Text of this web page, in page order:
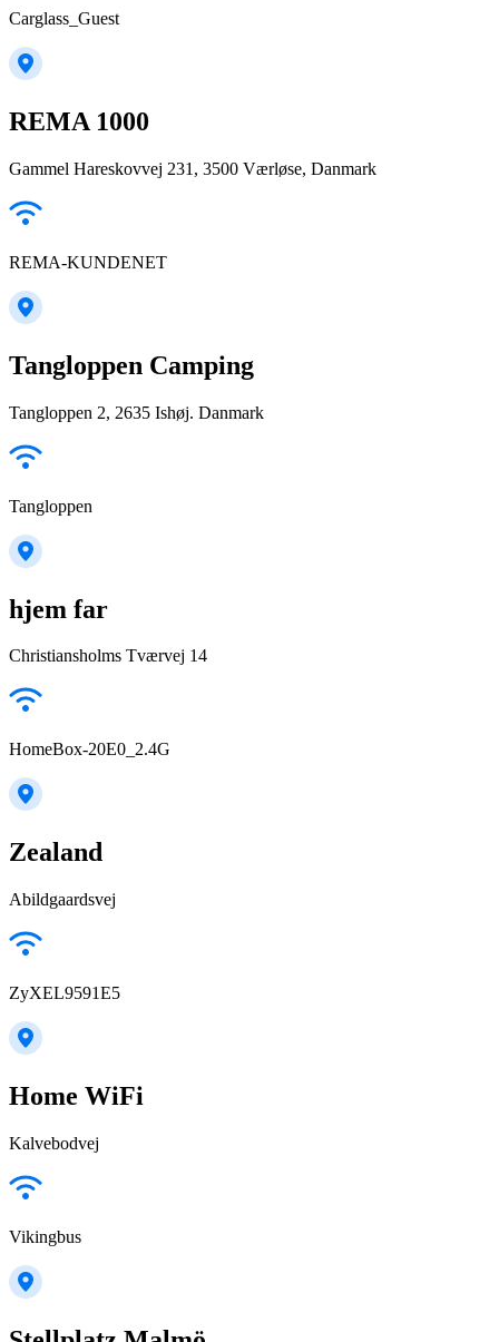
Carglass_Guest
REMA 1000
Gammel Hareskovvej 231, 3500 Værløse, Danmark
REMA-KUNDENET
Tangloppen Camping
Tangloppen 2, 2635 Ishøj. Danmark
Tangloppen
hjem far
Christiansholms Tværvej 14
HomeBox-20E0_2.4G
Zealand
Abildgaardsvej
ZyXEL9591E5
Home WiFi
Kalvebodvej
Vikingbus